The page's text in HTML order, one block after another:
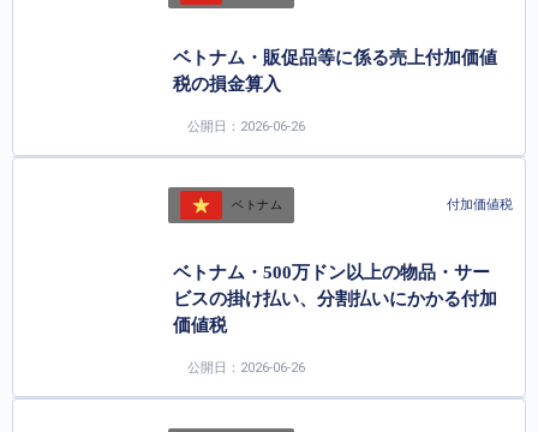
ベトナム・販促品等に係る売上付加価値
税の損金算入
公開日：2026-06-26
ベトナム 付加価値税
ベトナム・500万ドン以上の物品・サー
ビスの掛け払い、分割払いにかかる付加
価値税
公開日：2026-06-26